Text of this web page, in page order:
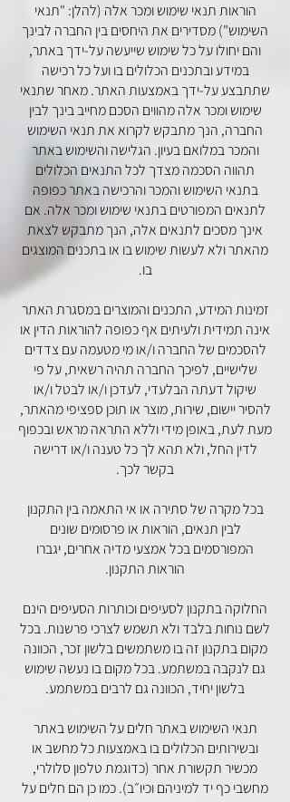
הוראות תנאי שימוש ומכר אלה (להלן: "תנאי
השימוש") מסדירים את היחסים בין החברה לבינך
והם יחולו על כל שימוש שייעשה על-ידך באתר,
במידע ובתכנים הכלולים בו ועל כל רכישה
שתתבצע על-ידך באמצעות האתר. מאחר שתנאי
שימוש ומכר אלה מהווים הסכם מחייב בינך לבין
החברה, הנך מתבקש לקרוא את תנאי השימוש
והמכר במלואם בעיון. הגלישה והשימוש באתר
תהווה הסכמה מצדך לכל התנאים הכלולים
בתנאי השימוש והמכר והרכישה באתר כפופה
לתנאים המפורטים בתנאי שימוש ומכר אלה. אם
אינך מסכים לתנאים אלה, הנך מתבקש לצאת
מהאתר ולא לעשות שימוש בו או בתכנים המוצגים
בו.
זמינות המידע, התכנים והמוצרים במסגרת האתר
אינה תמידית ולעיתים אף כפופה להוראות הדין או
להסכמים של החברה ו/או מי מטעמה עם צדדים
שלישיים, לפיכך החברה תהיה רשאית, על פי
שיקול דעתה הבלעדי, לעדכן ו/או לבטל ו/או
להסיר יישום, שירות, מוצר או תוכן ספציפי מהאתר,
מעת לעת, באופן מידי וללא התראה מראש ובכפוף
לדין החל, ולא תהא לך כל טענה ו/או דרישה
בקשר לכך.
בכל מקרה של סתירה או אי התאמה בין התקנון
לבין תנאים, הוראות או פרסומים שונים
המפורסמים בכל אמצעי מדיה אחרים, יגברו
הוראות התקנון.
החלוקה בתקנון לסעיפים וכותרות הסעיפים הינם
לשם נוחות בלבד ולא תשמש לצרכי פרשנות. בכל
מקום בתקנון זה בו משתמשים בלשון זכר, הכוונה
גם לנקבה במשתמע. בכל מקום בו נעשה שימוש
בלשון יחיד, הכוונה גם לרבים במשתמע.
תנאי השימוש באתר חלים על השימוש באתר
ובשירותים הכלולים בו באמצעות כל מחשב או
מכשיר תקשורת אחר (כדוגמת טלפון סלולרי,
מחשבי כף יד למיניהם וכיו״ב). כמו כן הם חלים על